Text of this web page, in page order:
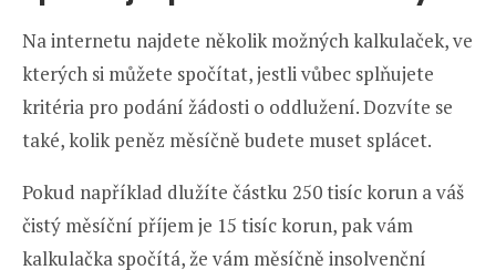
Na internetu najdete několik možných kalkulaček, ve
kterých si můžete spočítat, jestli vůbec splňujete
kritéria pro podání žádosti o oddlužení. Dozvíte se
také, kolik peněz měsíčně budete muset splácet.
Pokud například dlužíte částku 250 tisíc korun a váš
čistý měsíční příjem je 15 tisíc korun, pak vám
kalkulačka spočítá, že vám měsíčně insolvenční